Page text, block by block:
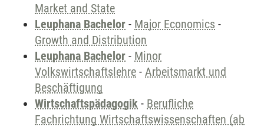
Market and State
Leuphana Bachelor - Major Economics -
Growth and Distribution
Leuphana Bachelor - Minor
Volkswirtschaftslehre - Arbeitsmarkt und
Beschäftigung
Wirtschaftspädagogik - Berufliche
Fachrichtung Wirtschaftswissenschaften (ab